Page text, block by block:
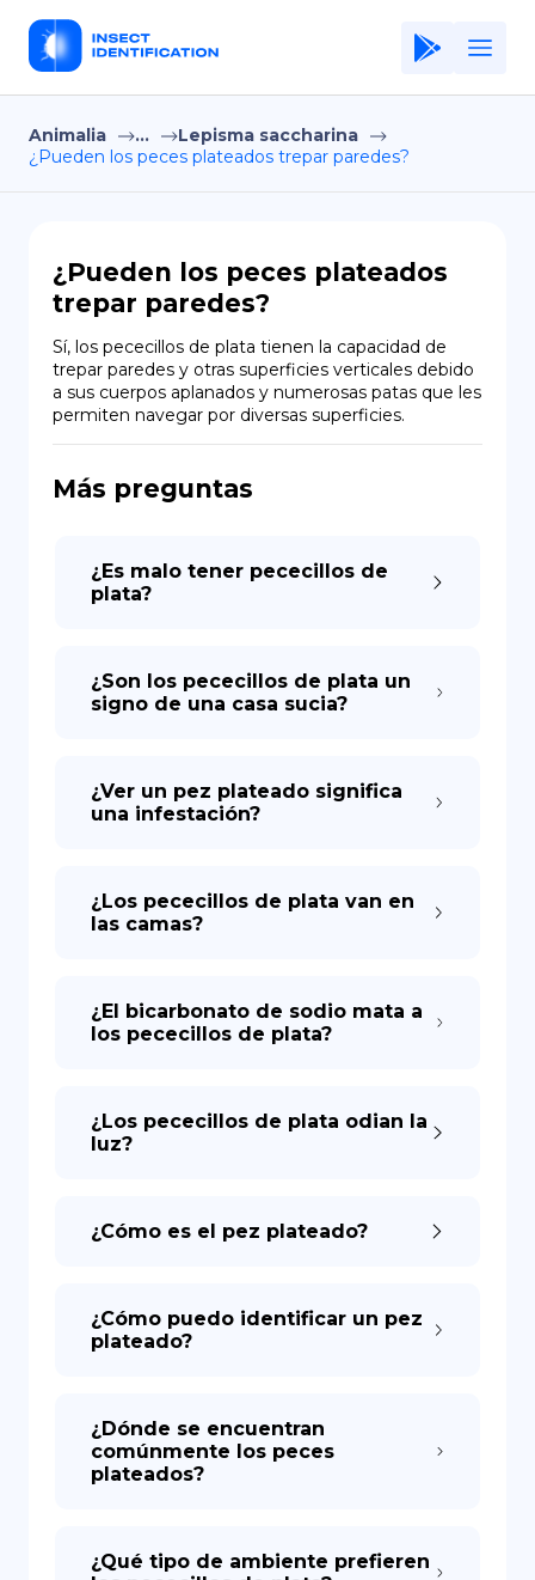
Home
Application
Terms of Use
Privacy Policy
ES
EN
Copiright © Niro ID
Animalia ...
Lepisma saccharina
¿Pueden los peces plateados trepar paredes?
¿Pueden los peces plateados
trepar paredes?
Sí, los pececillos de plata tienen la capacidad de
trepar paredes y otras superficies verticales debido
a sus cuerpos aplanados y numerosas patas que les
permiten navegar por diversas superficies.
Más preguntas
¿Es malo tener pececillos de
plata?
¿Son los pececillos de plata un
signo de una casa sucia?
¿Ver un pez plateado significa
una infestación?
¿Los pececillos de plata van en
las camas?
¿El bicarbonato de sodio mata a
los pececillos de plata?
¿Los pececillos de plata odian la
luz?
¿Cómo es el pez plateado?
¿Cómo puedo identificar un pez
plateado?
¿Dónde se encuentran
comúnmente los peces
plateados?
¿Qué tipo de ambiente prefieren